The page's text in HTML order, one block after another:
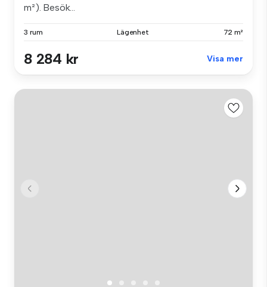
m²). Besök...
3 rum Lägenhet 72 m²
8 284 kr Visa mer